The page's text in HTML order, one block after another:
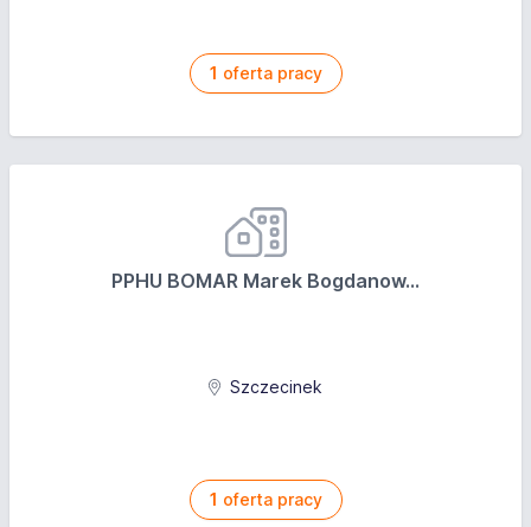
1 oferta pracy
PPHU BOMAR Marek Bogdanow...
Szczecinek
1 oferta pracy